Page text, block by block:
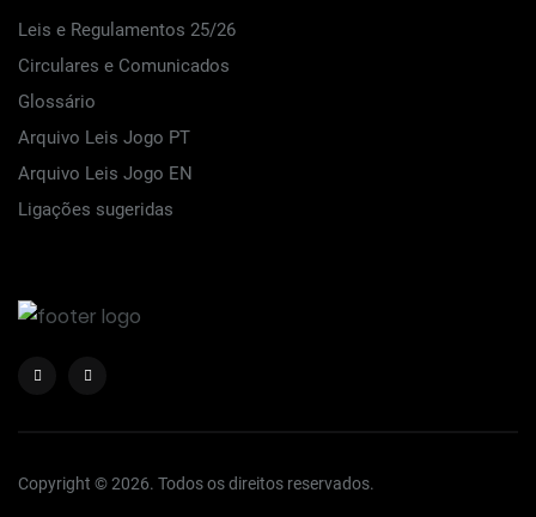
Leis e Regulamentos 25/26
Circulares e Comunicados
Glossário
Arquivo Leis Jogo PT
Arquivo Leis Jogo EN
Ligações sugeridas
Copyright © 2026. Todos os direitos reservados.